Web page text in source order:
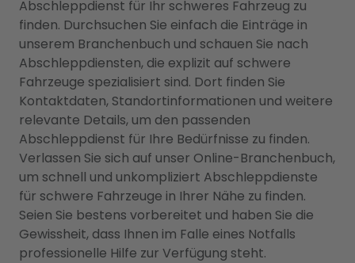
Abschleppdienst für Ihr schweres Fahrzeug zu
finden. Durchsuchen Sie einfach die Einträge in
unserem Branchenbuch und schauen Sie nach
Abschleppdiensten, die explizit auf schwere
Fahrzeuge spezialisiert sind. Dort finden Sie
Kontaktdaten, Standortinformationen und weitere
relevante Details, um den passenden
Abschleppdienst für Ihre Bedürfnisse zu finden.
Verlassen Sie sich auf unser Online-Branchenbuch,
um schnell und unkompliziert Abschleppdienste
für schwere Fahrzeuge in Ihrer Nähe zu finden.
Seien Sie bestens vorbereitet und haben Sie die
Gewissheit, dass Ihnen im Falle eines Notfalls
professionelle Hilfe zur Verfügung steht.